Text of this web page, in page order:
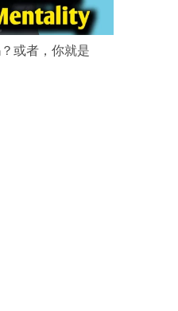
或者，你就是